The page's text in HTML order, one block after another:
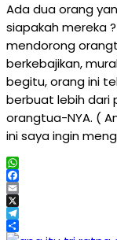
Ada dua orang
siapakah mereka
mendorong
berkebajikan,
begitu, orang ini
berbuat lebih dari
orangtua-NYA. (
ini saya ingin
WhatsApp
Facebook
Email
X
Telegram